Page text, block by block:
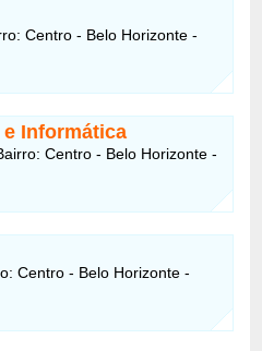
Centro - Belo Horizonte -
Informática
Centro - Belo Horizonte -
Centro - Belo Horizonte -